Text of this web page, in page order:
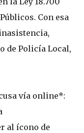
Con esa
de Policía Local,
vía online*:
al ícono de